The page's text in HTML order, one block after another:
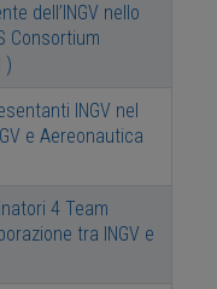
dell’INGV nello
Consortium
)
INGV nel
e Aereonautica
4 Team
tra INGV e